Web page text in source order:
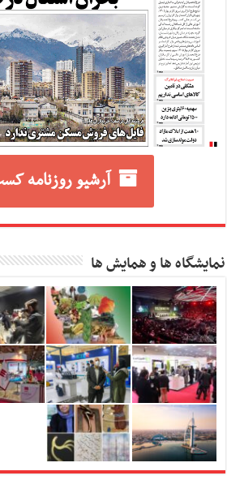
آرشیو روزنامه
نمایشگاه ها و همایش ها